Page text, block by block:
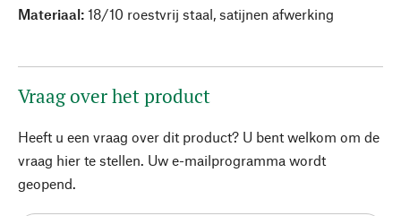
Materiaal: 18/10 roestvrij staal, satijnen afwerking
Vraag over het product
Heeft u een vraag over dit product? U bent welkom om de
vraag hier te stellen. Uw e-mailprogramma wordt
geopend.